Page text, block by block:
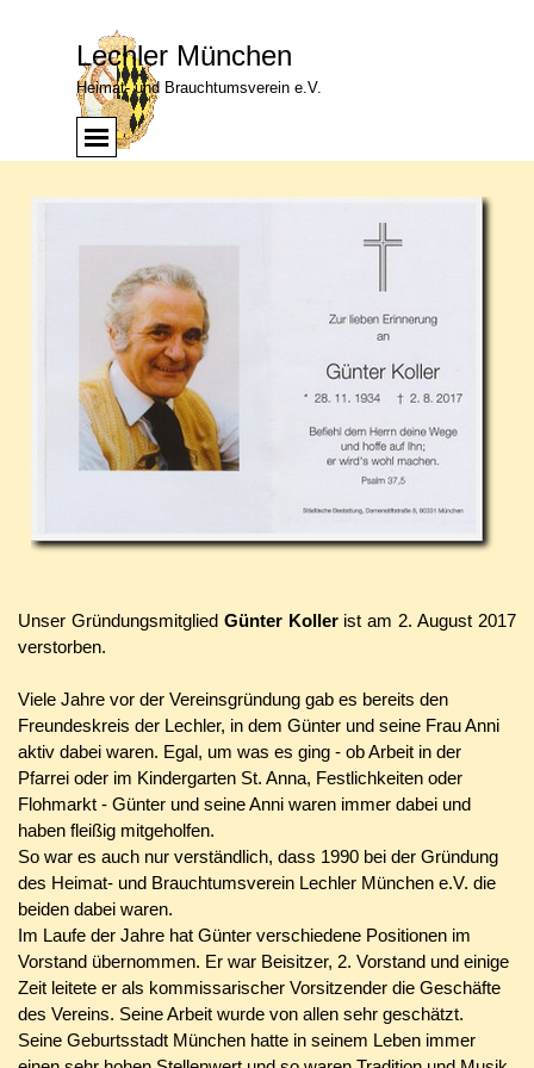
Menü
Lechler München
Heimat- und Brauchtumsverein e.V.
Menü überspringen
Unser Gründungsmitglied Günter Kollerist am 2. August 2017
verstorben.
Viele Jahre vor der Vereinsgründung gab es bereits den
Freundeskreis der Lechler, in dem Günter und seine Frau Anni
aktiv dabei waren. Egal, um was es ging - ob Arbeit in der
Pfarrei oder im Kindergarten St. Anna, Festlichkeiten oder
Flohmarkt - Günter und seine Anni waren immer dabei und
haben fleißig mitgeholfen.
So war es auch nur verständlich, dass 1990 bei der Gründung
des Heimat- und Brauchtumsverein Lechler München e.V. die
beiden dabei waren.
Im Laufe der Jahre hat Günter verschiedene Positionen im
Vorstand übernommen. Er war Beisitzer, 2. Vorstand und einige
Zeit leitete er als kommissarischer Vorsitzender die Geschäfte
des Vereins. Seine Arbeit wurde von allen sehr geschätzt.
Seine Geburtsstadt München hatte in seinem Leben immer